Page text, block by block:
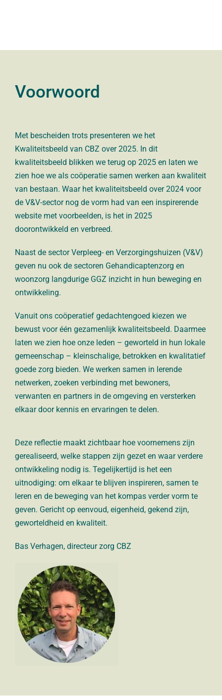
Voorwoord
Met bescheiden trots presenteren we het
Kwaliteitsbeeld van CBZ over 2025. In dit
kwaliteitsbeeld blikken we terug op 2025 en laten we
zien hoe we als coöperatie samen werken aan kwaliteit
van bestaan. Waar het kwaliteitsbeeld over 2024 voor
de V&V-sector nog de vorm had van een inspirerende
website met voorbeelden, is het in 2025
doorontwikkeld en verbreed.
Naast de sector Verpleeg- en Verzorgingshuizen (V&V)
geven nu ook de sectoren Gehandicaptenzorg en
woonzorg langdurige GGZ inzicht in hun beweging en
ontwikkeling.
Vanuit ons coöperatief gedachtengoed kiezen we
bewust voor één gezamenlijk kwaliteitsbeeld. Daarmee
laten we zien hoe onze leden – geworteld in hun lokale
gemeenschap – kleinschalige, betrokken en kwalitatief
goede zorg bieden. We werken samen in lerende
netwerken, zoeken verbinding met bewoners,
verwanten en partners in de omgeving en versterken
elkaar door kennis en ervaringen te delen.
Deze reflectie maakt zichtbaar hoe voornemens zijn
gerealiseerd, welke stappen zijn gezet en waar verdere
ontwikkeling nodig is. Tegelijkertijd is het een
uitnodiging: om elkaar te blijven inspireren, samen te
leren en de beweging van het kompas verder vorm te
geven. Gericht op eenvoud, eigenheid, gekend zijn,
geworteldheid en kwaliteit.
Bas Verhagen, directeur zorg CBZ